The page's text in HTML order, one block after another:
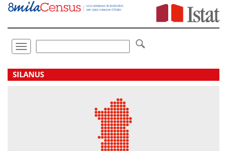
Vai
direttamente
Toggle
navigation
.
SILANUS